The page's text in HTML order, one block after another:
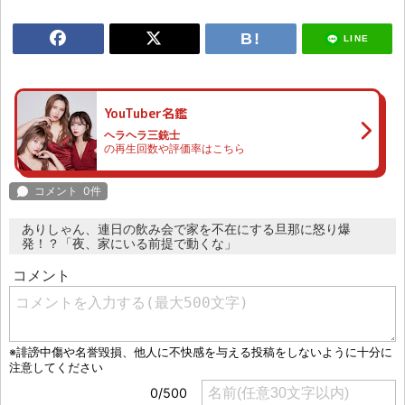
LINE
YouTuber名鑑
ヘラヘラ三銃士
の再生回数や評価率はこちら
ありしゃん、連日の飲み会で家を不在にする旦那に怒り爆
発！？「夜、家にいる前提で動くな」